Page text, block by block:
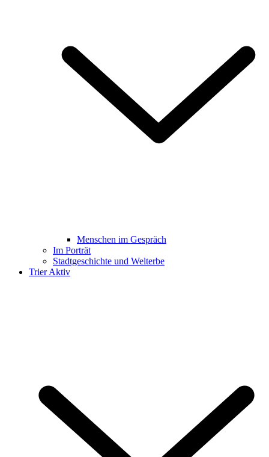
Menschen im Gespräch
Im Porträt
Stadtgeschichte und Welterbe
Trier Aktiv